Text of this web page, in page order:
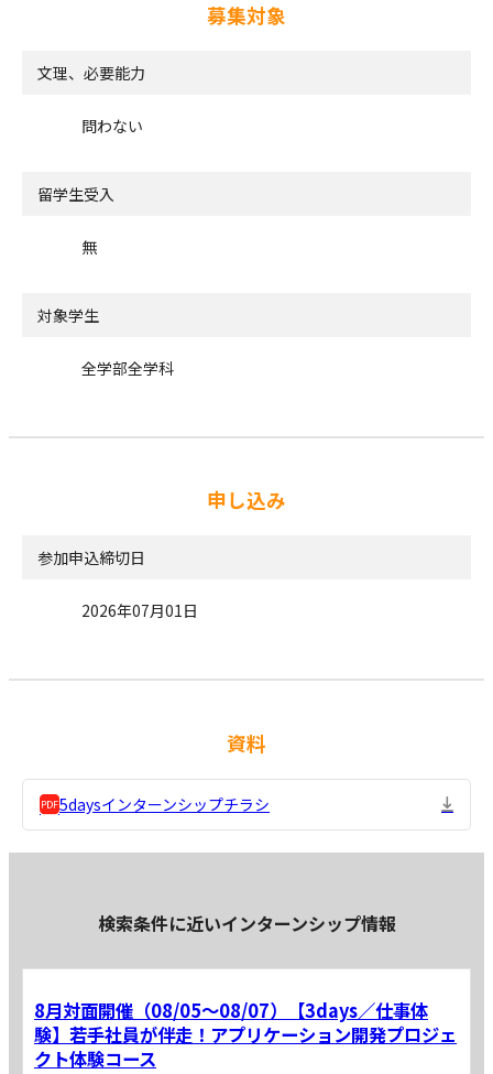
募集対象
文理、必要能力
問わない
留学生受入
無
対象学生
全学部全学科
申し込み
参加申込締切日
2026年07月01日
資料
5daysインターンシップチラシ
検索条件に近いインターンシップ情報
8月対面開催（08/05～08/07）【3days／仕事体
験】若手社員が伴走！アプリケーション開発プロジェ
クト体験コース